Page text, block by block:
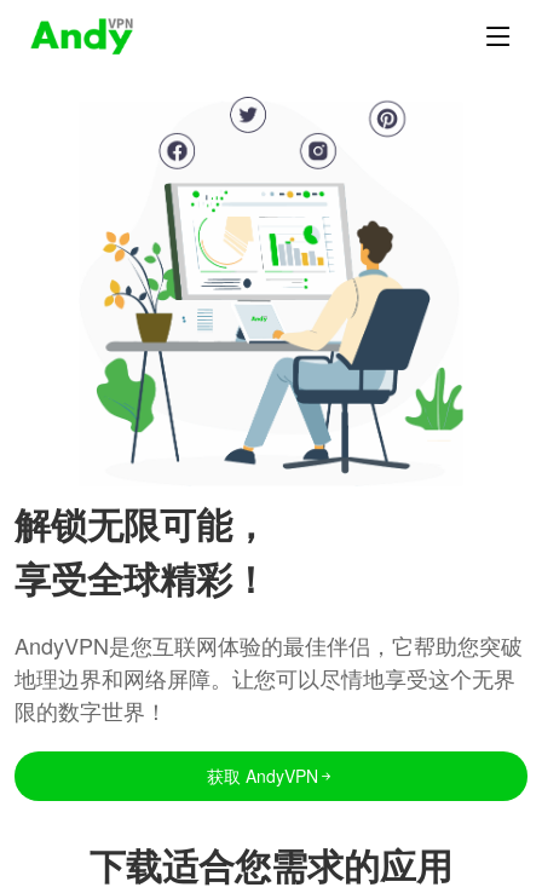
解锁无限可能，
享受全球精彩！
AndyVPN是您互联网体验的最佳伴侣，它帮助您突破
地理边界和网络屏障。让您可以尽情地享受这个无界
限的数字世界！
获取 AndyVPN
下载适合您需求的应用